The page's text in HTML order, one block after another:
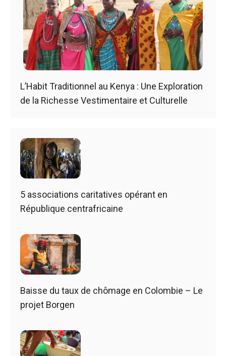
L’Habit Traditionnel au Kenya : Une Exploration
de la Richesse Vestimentaire et Culturelle
5 associations caritatives opérant en
République centrafricaine
Baisse du taux de chômage en Colombie – Le
projet Borgen